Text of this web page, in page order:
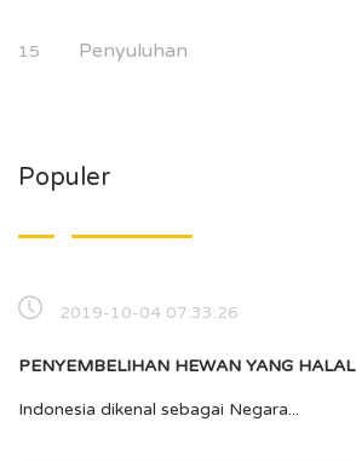
15 Penyuluhan
Populer
2019-10-04 07:33:26
PENYEMBELIHAN HEWAN YANG HALAL
Indonesia dikenal sebagai Negara...